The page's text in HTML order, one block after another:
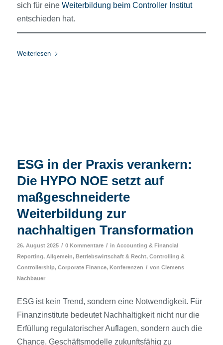
sich für eine Weiterbildung beim Controller Institut
entschieden hat.
Weiterlesen
ESG in der Praxis verankern:
Die HYPO NOE setzt auf
maßgeschneiderte
Weiterbildung zur
nachhaltigen Transformation
26. August 2025 / 0 Kommentare / in Accounting & Financial
Reporting, Allgemein, Betriebswirtschaft & Recht, Controlling &
Controllership, Corporate Finance, Konferenzen / von Clemens
Nachbauer
ESG ist kein Trend, sondern eine Notwendigkeit. Für
Finanzinstitute bedeutet Nachhaltigkeit nicht nur die
Erfüllung regulatorischer Auflagen, sondern auch die
Chance, Geschäftsmodelle zukunftsfähig zu